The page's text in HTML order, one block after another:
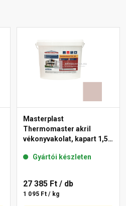
Masterplast
Thermomaster akril
vékonyvakolat, kapart 1,5
Gyártói készleten
27 385 Ft / db
1 095 Ft / kg